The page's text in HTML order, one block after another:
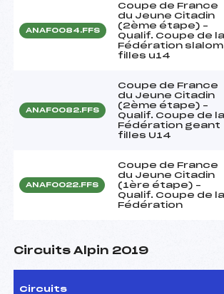
ANAF0084.FFS
Coupe de France
du Jeune Citadin
(2ème étape) –
Qualif. Coupe de la
Fédération slalom
filles u14
ANAF0082.FFS
Coupe de France
du Jeune Citadin
(2ème étape) –
Qualif. Coupe de la
Fédération geant
filles U14
ANAF0022.FFS
Coupe de France
du Jeune Citadin
(1ère étape) –
Qualif. Coupe de la
Fédération
Circuits Alpin 2019
Circuits